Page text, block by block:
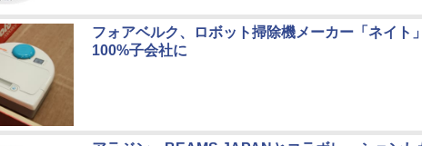
フォアベルク、ロボット掃除機メーカー「ネイト
100%子会社に